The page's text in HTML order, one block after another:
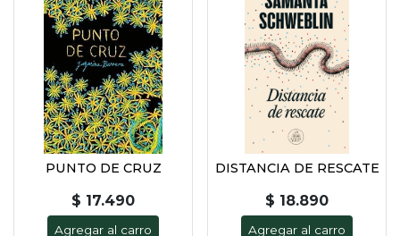
PUNTO DE CRUZ
$ 17.490
Agregar al carro
DISTANCIA DE RESCATE
$ 18.890
Agregar al carro